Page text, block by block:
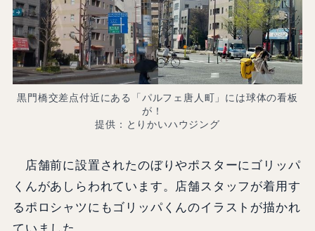
黒門橋交差点付近にある「パルフェ唐人町」には球体の看板
が！
提供：とりかいハウジング
店舗前に設置されたのぼりやポスターにゴリッパ
くんがあしらわれています。店舗スタッフが着用す
るポロシャツにもゴリッパくんのイラストが描かれ